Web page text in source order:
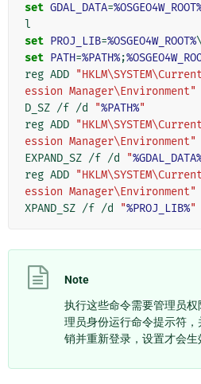
set GDAL_DATA=
set PROJ_LIB=%OSGEO4W_ROOT%
set PATH=%PATH%;
reg ADD
ession Manager\Environment"
D_SZ /f /d
"%PATH%"
reg ADD
ession Manager\Environment"
EXPAND_SZ /f /d
"
reg ADD
ession Manager\Environment"
XPAND_SZ /f /d
"%PROJ_LIB%"
Note
执行这些命令需要管理员
理员身份运行命令提示符
销并重新登录，设置才会生